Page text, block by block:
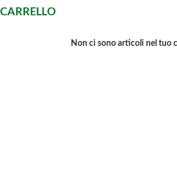
CARRELLO
Non ci sono articoli nel tuo